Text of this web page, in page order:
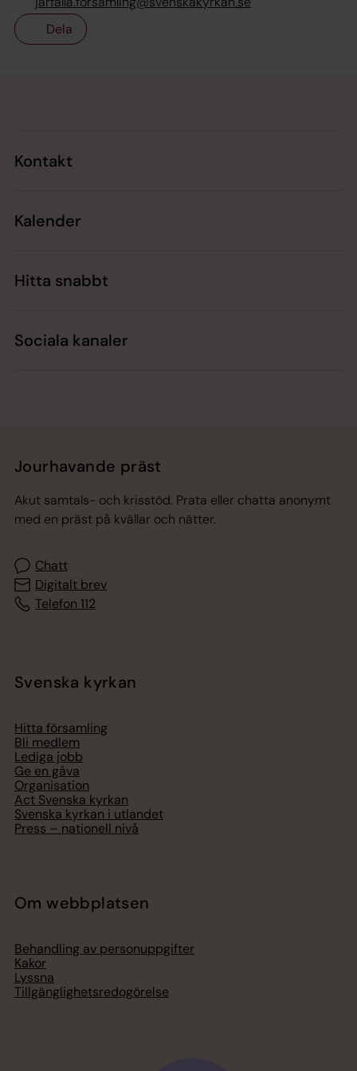
Dela
Kontakt
Kalender
Hitta snabbt
Sociala kanaler
Jourhavande präst
Akut samtals- och krisstöd. Prata eller chatta anonymt
med en präst på kvällar och nätter.
Chatt
Digitalt brev
Telefon 112
Svenska kyrkan
Hitta församling
Bli medlem
Lediga jobb
Ge en gåva
Organisation
Act Svenska kyrkan
Svenska kyrkan i utlandet
Press – nationell nivå
Om webbplatsen
Behandling av personuppgifter
Kakor
Lyssna
Tillgänglighetsredogörelse